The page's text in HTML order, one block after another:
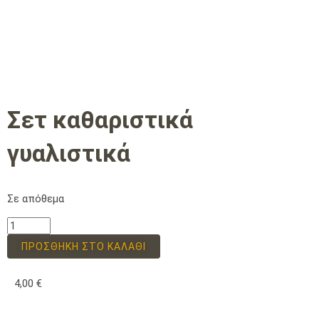
Σετ καθαριστικά
γυαλιστικά
Σε απόθεμα
ΠΡΟΣΘΉΚΗ ΣΤΟ ΚΑΛΆΘΙ
4,00 €